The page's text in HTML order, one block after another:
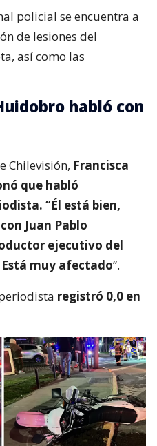
policial se encuentra a
de lesiones del
así como las
habló con
Chilevisión, Francisca
que habló
“Él está bien,
Juan Pablo
ejecutivo del
muy afectado”.
registró 0,0 en